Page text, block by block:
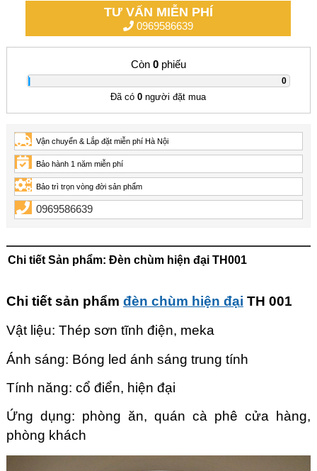
TƯ VẤN MIỄN PHÍ
0969586639
Còn 0phiếu
0
Đã có0 người đặt mua
Vận chuyển & Lắp đặt miễn phí Hà Nội
Bảo hành 1 năm miễn phí
Bảo trì trọn vòng đời sản phẩm
0969586639
Chi tiết Sản phẩm: Đèn chùm hiện đại TH001
Chi tiết sản phẩm đèn chùm hiện đại TH 001
Vật liệu: Thép sơn tĩnh điện, meka
Ánh sáng: Bóng led ánh sáng trung tính
Tính năng: cổ điển, hiện đại
Ứng dụng: phòng ăn, quán cà phê cửa hàng,
phòng khách